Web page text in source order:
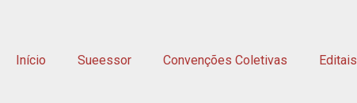
Início Sueessor Convenções Coletivas Editais